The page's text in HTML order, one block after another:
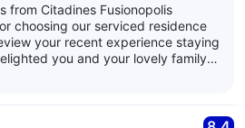
choosing our serviced residence
your recent experience staying
also heartened to
the same building complex. –